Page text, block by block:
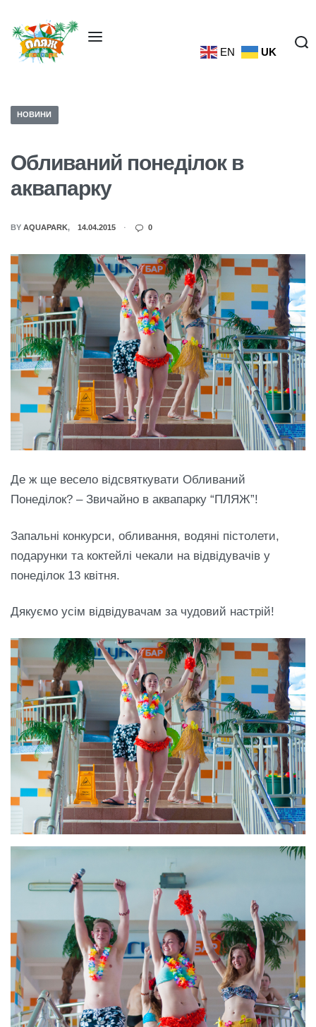
EN UK
НОВИНИ
Обливаний понеділок в
аквапарку
BY AQUAPARK 14.04.2015 0
Де ж ще весело відсвяткувати Обливаний
Понеділок? – Звичайно в аквапарку “ПЛЯЖ”!
Запальні конкурси, обливання, водяні пістолети,
подарунки та коктейлі чекали на відвідувачів у
понеділок 13 квітня.
Дякуємо усім відвідувачам за чудовий настрій!